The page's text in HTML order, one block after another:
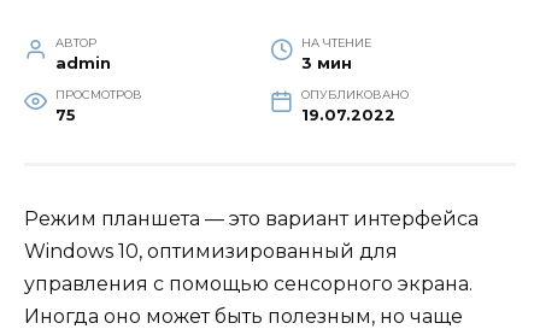
АВТОР
admin
НА ЧТЕНИЕ
3 мин
ПРОСМОТРОВ
75
ОПУБЛИКОВАНО
19.07.2022
Режим планшета — это вариант интерфейса
Windows 10, оптимизированный для
управления с помощью сенсорного экрана.
Иногда оно может быть полезным, но чаще